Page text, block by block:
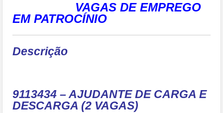
VAGAS DE EMPREGO
EM PATROCÍNIO
Descrição
9113434 – AJUDANTE DE CARGA E
DESCARGA (2 VAGAS)